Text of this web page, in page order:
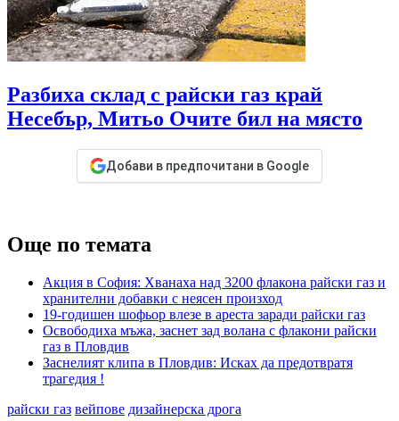
Разбиха склад с райски газ край
Несебър, Митьо Очите бил на място
Добави в предпочитани в Google
Още по темата
Акция в София: Хванаха над 3200 флакона райски газ и
хранителни добавки с неясен произход
19-годишен шофьор влезе в ареста заради райски газ
Освободиха мъжа, заснет зад волана с флакони райски
газ в Пловдив
Заснелият клипа в Пловдив: Исках да предотвратя
трагедия !
райски газ вейпове дизайнерска дрога